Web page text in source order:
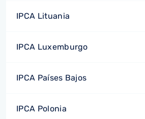
IPCA Lituania
IPCA Luxemburgo
IPCA Países Bajos
IPCA Polonia